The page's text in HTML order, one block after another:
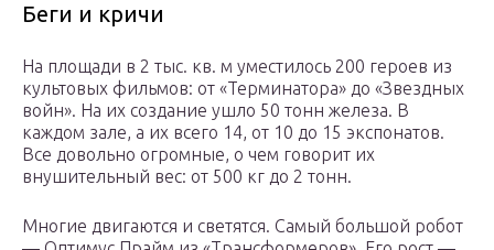
Беги и кричи
На площади в 2 тыс. кв. м уместилось 200 героев из
культовых фильмов: от «Терминатора» до «Звездных
войн». На их создание ушло 50 тонн железа. В
каждом зале, а их всего 14, от 10 до 15 экспонатов.
Все довольно огромные, о чем говорит их
внушительный вес: от 500 кг до 2 тонн.
Многие двигаются и светятся. Самый большой робот